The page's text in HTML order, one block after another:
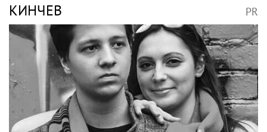
КИНЧЕВ PR